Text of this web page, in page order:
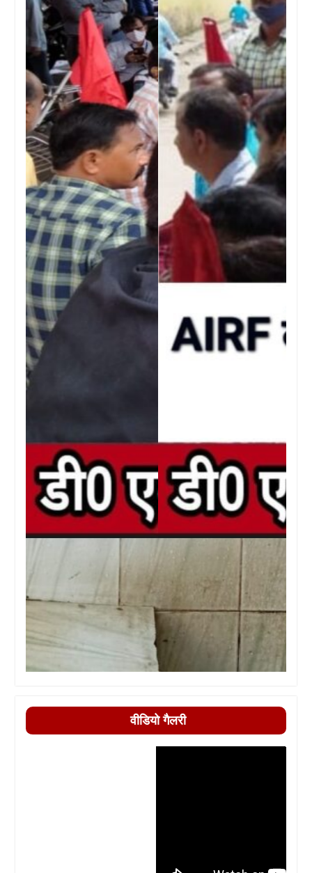
वीडियो गैलरी